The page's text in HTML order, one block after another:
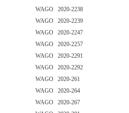
WAGO 2020-2238
WAGO 2020-2239
WAGO 2020-2247
WAGO 2020-2257
WAGO 2020-2291
WAGO 2020-2292
WAGO 2020-261
WAGO 2020-264
WAGO 2020-267